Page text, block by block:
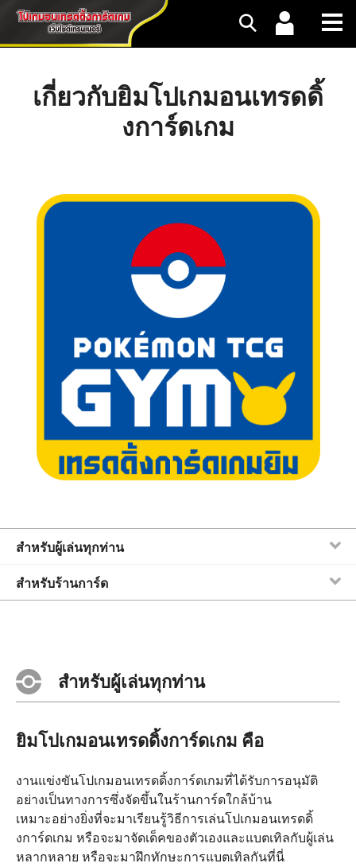
เกี่ยวกับยิมโปเกมอนเทรดดิ้
งการ์ดเกม
สำหรับผู้เล่นทุกท่าน
สำหรับร้านการ์ด
สำหรับผู้เล่นทุกท่าน
ยิมโปเกมอนเทรดดิ้งการ์ดเกม คือ
งานแข่งขันโปเกมอนเทรดดิ้งการ์ดเกมที่ได้รับการอนุมัติ
อย่างเป็นทางการซึ่งจัดขึ้นในร้านการ์ดใกล้บ้าน
เหมาะอย่างยิ่งที่จะมาเรียนรู้วิธีการเล่นโปเกมอนเทรดดิ้
งการ์ดเกม หรือจะมาจัดเด็คของตัวเองและแบตเทิลกับผู้เล่น
หลากหลาย หรือจะมาฝึกทักษะการแบตเทิลกันที่นี่